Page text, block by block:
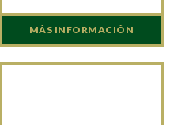
MÁS INFORMACIÓN